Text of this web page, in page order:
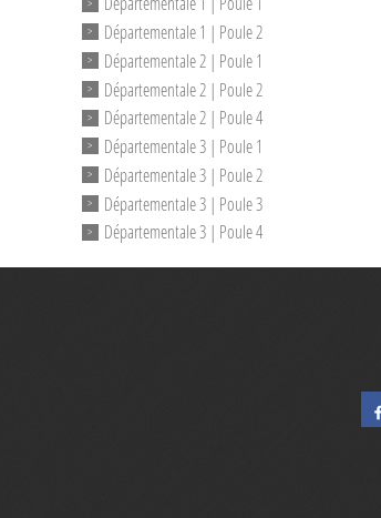
Départementale 1 | Poule 2
Départementale 2 | Poule 1
Départementale 2 | Poule 2
Départementale 2 | Poule 4
Départementale 3 | Poule 1
Départementale 3 | Poule 2
Départementale 3 | Poule 3
Départementale 3 | Poule 4